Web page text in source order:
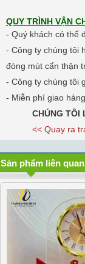
QUY TRÌNH VẬN
- Quý khách có thể
- Công ty chúng tôi
đóng mút cẩn thận
- Công ty chúng tôi
- Miễn phí giao
CHÚNG TÔI
<< Quay ra
Sản phẩm liên quan